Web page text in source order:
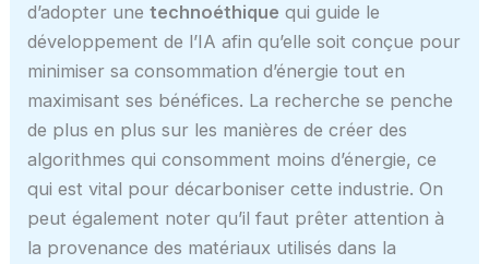
d’adopter unetechnoéthique qui guide le
développement de l’IA afin qu’elle soit conçue pour
minimiser sa consommation d’énergie tout en
maximisant ses bénéfices. La recherche se penche
de plus en plus sur les manières de créer des
algorithmes qui consomment moins d’énergie, ce
qui est vital pour décarboniser cette industrie. On
peut également noter qu’il faut prêter attention à
la provenance des matériaux utilisés dans la